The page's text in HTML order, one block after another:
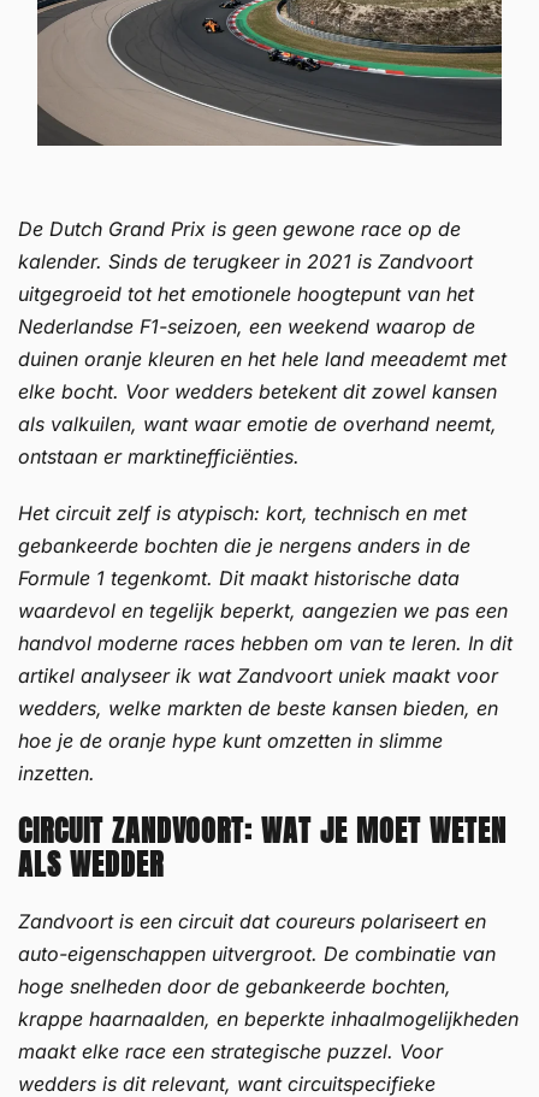
De Dutch Grand Prix is geen gewone race op de
kalender. Sinds de terugkeer in 2021 is Zandvoort
uitgegroeid tot het emotionele hoogtepunt van het
Nederlandse F1-seizoen, een weekend waarop de
duinen oranje kleuren en het hele land meeademt met
elke bocht. Voor wedders betekent dit zowel kansen
als valkuilen, want waar emotie de overhand neemt,
ontstaan er marktinefficiënties.
Het circuit zelf is atypisch: kort, technisch en met
gebankeerde bochten die je nergens anders in de
Formule 1 tegenkomt. Dit maakt historische data
waardevol en tegelijk beperkt, aangezien we pas een
handvol moderne races hebben om van te leren. In dit
artikel analyseer ik wat Zandvoort uniek maakt voor
wedders, welke markten de beste kansen bieden, en
hoe je de oranje hype kunt omzetten in slimme
inzetten.
CIRCUIT ZANDVOORT: WAT JE MOET WETEN
ALS WEDDER
Zandvoort is een circuit dat coureurs polariseert en
auto-eigenschappen uitvergroot. De combinatie van
hoge snelheden door de gebankeerde bochten,
krappe haarnaalden, en beperkte inhaalmogelijkheden
maakt elke race een strategische puzzel. Voor
wedders is dit relevant, want circuitspecifieke